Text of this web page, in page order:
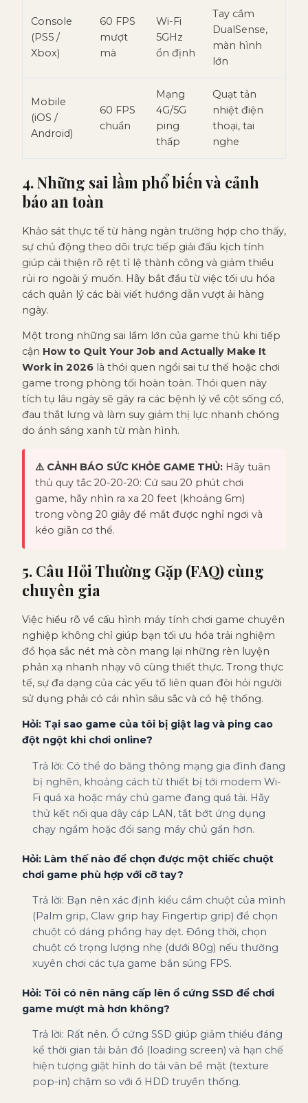
Console
(PS5 /
Xbox)
60 FPS
mượt
mà
Wi-Fi
5GHz
ổn định
Tay cầm
DualSense,
màn hình
lớn
Mobile
(iOS /
Android)
60 FPS
chuẩn
Mạng
4G/5G
ping
thấp
Quạt tản
nhiệt điện
thoại, tai
nghe
4. Những sai lầm phổ biến và cảnh
báo an toàn
Khảo sát thực tế từ hàng ngàn trường hợp cho thấy,
sự chủ động theo dõi trực tiếp giải đấu kịch tính
giúp cải thiện rõ rệt tỉ lệ thành công và giảm thiểu
rủi ro ngoài ý muốn. Hãy bắt đầu từ việc tối ưu hóa
cách quản lý các bài viết hướng dẫn vượt ải hàng
ngày.
Một trong những sai lầm lớn của game thủ khi tiếp
cận How to Quit Your Job and Actually Make It
Work in 2026 là thói quen ngồi sai tư thế hoặc chơi
game trong phòng tối hoàn toàn. Thói quen này
tích tụ lâu ngày sẽ gây ra các bệnh lý về cột sống cổ,
đau thắt lưng và làm suy giảm thị lực nhanh chóng
do ánh sáng xanh từ màn hình.
⚠️ CẢNH BÁO SỨC KHỎE GAME THỦ: Hãy tuân
thủ quy tắc 20-20-20: Cứ sau 20 phút chơi
game, hãy nhìn ra xa 20 feet (khoảng 6m)
trong vòng 20 giây để mắt được nghỉ ngơi và
kéo giãn cơ thể.
5. Câu Hỏi Thường Gặp (FAQ) cùng
chuyên gia
Việc hiểu rõ về cấu hình máy tính chơi game chuyên
nghiệp không chỉ giúp bạn tối ưu hóa trải nghiệm
đồ họa sắc nét mà còn mang lại những rèn luyện
phản xạ nhanh nhạy vô cùng thiết thực. Trong thực
tế, sự đa dạng của các yếu tố liên quan đòi hỏi người
sử dụng phải có cái nhìn sâu sắc và có hệ thống.
Hỏi: Tại sao game của tôi bị giật lag và ping cao
đột ngột khi chơi online?
Trả lời: Có thể do băng thông mạng gia đình đang
bị nghẽn, khoảng cách từ thiết bị tới modem Wi-
Fi quá xa hoặc máy chủ game đang quá tải. Hãy
thử kết nối qua dây cáp LAN, tắt bớt ứng dụng
chạy ngầm hoặc đổi sang máy chủ gần hơn.
Hỏi: Làm thế nào để chọn được một chiếc chuột
chơi game phù hợp với cỡ tay?
Trả lời: Bạn nên xác định kiểu cầm chuột của mình
(Palm grip, Claw grip hay Fingertip grip) để chọn
chuột có dáng phồng hay dẹt. Đồng thời, chọn
chuột có trọng lượng nhẹ (dưới 80g) nếu thường
xuyên chơi các tựa game bắn súng FPS.
Hỏi: Tôi có nên nâng cấp lên ổ cứng SSD để chơi
game mượt mà hơn không?
Trả lời: Rất nên. Ổ cứng SSD giúp giảm thiểu đáng
kể thời gian tải bản đồ (loading screen) và hạn chế
hiện tượng giật hình do tải vân bề mặt (texture
pop-in) chậm so với ổ HDD truyền thống.